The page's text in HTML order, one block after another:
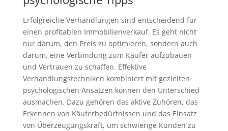
Erfolgreiche Verhandlungen sind entscheidend für
einen profitablen Immobilienverkauf. Es geht nicht
nur darum, den Preis zu optimieren, sondern auch
darum, eine Verbindung zum Käufer aufzubauen
und Vertrauen zu schaffen. Effektive
Verhandlungstechniken kombiniert mit gezielten
psychologischen Ansätzen können den Unterschied
ausmachen. Dazu gehören das aktive Zuhören, das
Erkennen von Käuferbedürfnissen und das Einsatz
von Überzeugungskraft, um schwierige Kunden zu